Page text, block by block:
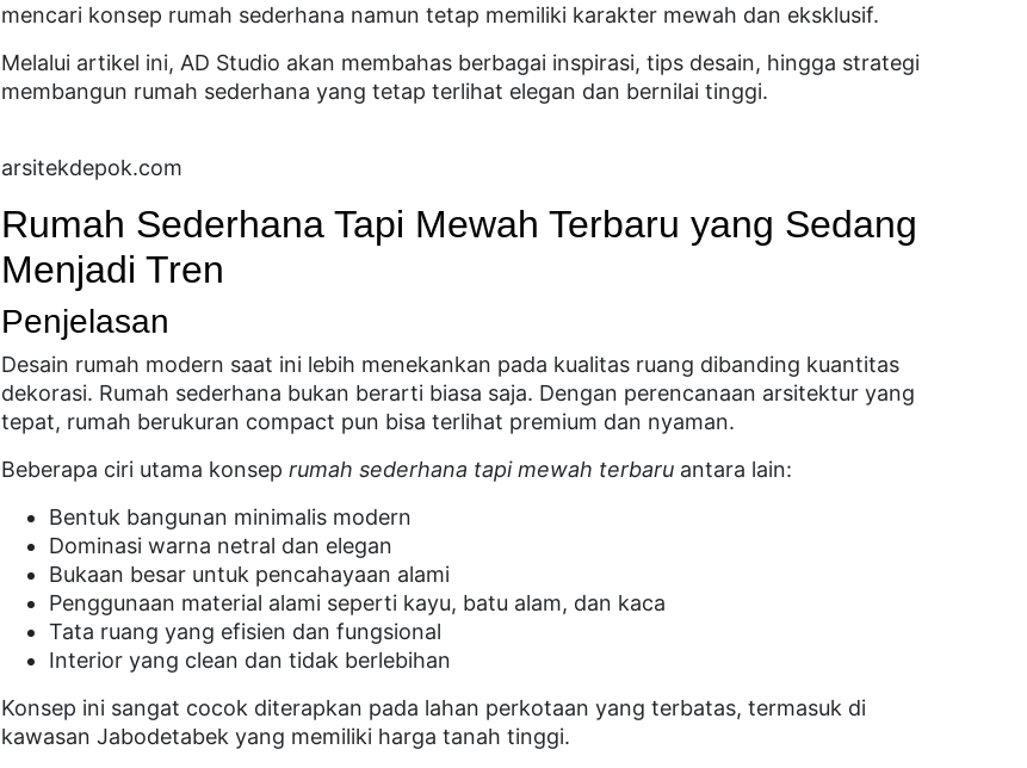
mencari konsep rumah sederhana namun tetap memiliki karakter mewah dan eksklusif.
Melalui artikel ini, AD Studio akan membahas berbagai inspirasi, tips desain, hingga strategi
membangun rumah sederhana yang tetap terlihat elegan dan bernilai tinggi.
arsitekdepok.com
Rumah Sederhana Tapi Mewah Terbaru yang Sedang
Menjadi Tren
Penjelasan
Desain rumah modern saat ini lebih menekankan pada kualitas ruang dibanding kuantitas
dekorasi. Rumah sederhana bukan berarti biasa saja. Dengan perencanaan arsitektur yang
tepat, rumah berukuran compact pun bisa terlihat premium dan nyaman.
Beberapa ciri utama konsep rumah sederhana tapi mewah terbaruantara lain:
Bentuk bangunan minimalis modern
Dominasi warna netral dan elegan
Bukaan besar untuk pencahayaan alami
Penggunaan material alami seperti kayu, batu alam, dan kaca
Tata ruang yang efisien dan fungsional
Interior yang clean dan tidak berlebihan
Konsep ini sangat cocok diterapkan pada lahan perkotaan yang terbatas, termasuk di
kawasan Jabodetabek yang memiliki harga tanah tinggi.